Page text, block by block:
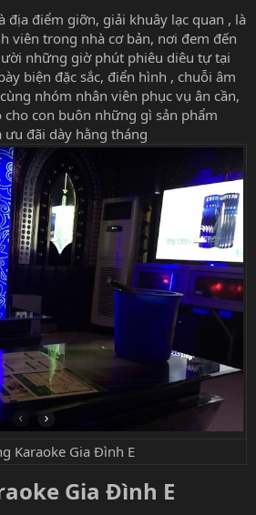
địa điểm giỡn, giải khuây lạc quan , là
viên trong nhà cơ bản, nơi đem đến
những giờ phút phiêu diêu tự tại
biện đặc sắc, điển hình , chuỗi âm
nhóm nhân viên phục vụ ân cần,
cho con buôn những gì sản phẩm
ưu đãi dày hằng tháng
Karaoke Gia Đình E
Gia Đình E​